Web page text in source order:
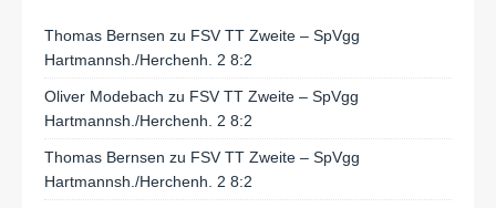
Thomas Bernsen zu FSV TT Zweite – SpVgg
Hartmannsh./Herchenh. 2 8:2
Oliver Modebach zu FSV TT Zweite – SpVgg
Hartmannsh./Herchenh. 2 8:2
Thomas Bernsen zu FSV TT Zweite – SpVgg
Hartmannsh./Herchenh. 2 8:2